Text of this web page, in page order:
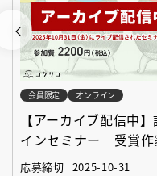
会員限定 オンライン
【アーカイブ配信中
インセミナー 受賞作
「絵本創作実践講座」
応募締切 2025-10-31